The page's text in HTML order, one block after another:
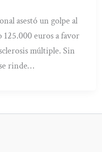
asestó un golpe al
125.000 euros a favor
múltiple. Sin
rinde…